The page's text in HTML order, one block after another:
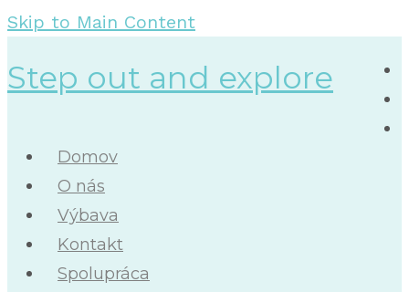
Skip to Main Content
Step out and explore
Domov
O nás
Výbava
Kontakt
Spolupráca